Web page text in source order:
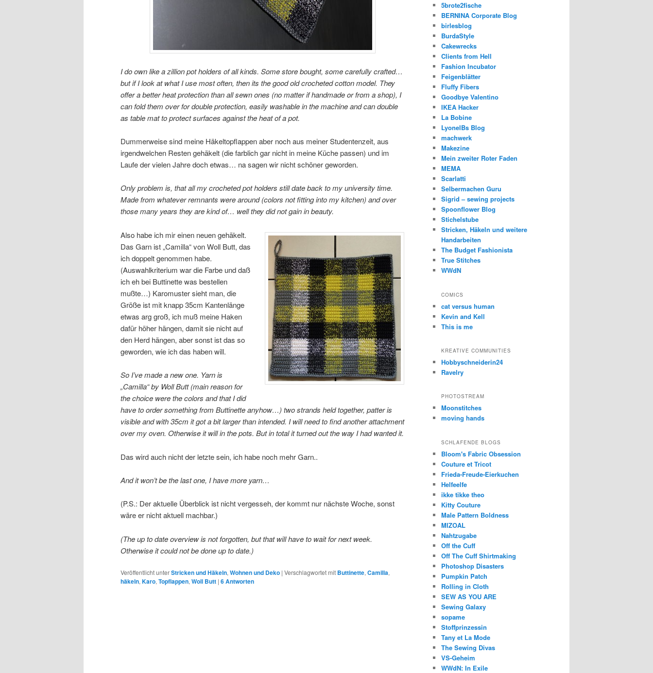
I do own like a zillion pot holders of all kinds. Some store bought, some carefully crafted…
but if I look at what I use most often, then its the good old crocheted cotton model. They
offer a better heat protection than all sewn ones (no matter if handmade or from a shop), I
can fold them over for double protection, easily washable in the machine and can double
as table mat to protect surfaces against the heat of a pot.
Dummerweise sind meine Häkeltopflappen aber noch aus meiner Studentenzeit, aus
irgendwelchen Resten gehäkelt (die farblich gar nicht in meine Küche passen) und im
Laufe der vielen Jahre doch etwas… na sagen wir nicht schöner geworden.
Only problem is, that all my crocheted pot holders still date back to my university time.
Made from whatever remnants were around (colors not fitting into my kitchen) and over
those many years they are kind of… well they did not gain in beauty.
Also habe ich mir einen neuen gehäkelt.
Das Garn ist „Camilla“ von Woll Butt, das
ich doppelt genommen habe.
(Auswahlkriterium war die Farbe und daß
ich eh bei Buttinette was bestellen
mußte…) Karomuster sieht man, die
Größe ist mit knapp 35cm Kantenlänge
etwas arg groß, ich muß meine Haken
dafür höher hängen, damit sie nicht auf
den Herd hängen, aber sonst ist das so
geworden, wie ich das haben will.
So I’ve made a new one. Yarn is
„Camilla“ by Woll Butt (main reason for
the choice were the colors and that I did
have to order something from Buttinette anyhow…) two strands held together, patter is
visible and with 35cm it got a bit larger than intended. I will need to find another attachment
over my oven. Otherwise it will in the pots. But in total it turned out the way I had wanted it.
Das wird auch nicht der letzte sein, ich habe noch mehr Garn..
And it won’t be the last one, I have more yarn…
(P.S.: Der aktuelle Überblick ist nicht vergesseh, der kommt nur nächste Woche, sonst
wäre er nicht aktuell machbar.)
(The up to date overview is not forgotten, but that will have to wait for next week.
Otherwise it could not be done up to date.)
Veröffentlicht unterStricken und Häkeln, Wohnen und Deko | Verschlagwortet mit Buttinette, Camilla,
häkeln, Karo, Topflappen, Woll Butt | 6Antworten
5brote2fische
BERNINA Corporate Blog
birlesblog
BurdaStyle
Cakewrecks
Clients from Hell
Fashion Incubator
Feigenblätter
Fluffy Fibers
Goodbye Valentino
IKEA Hacker
La Bobine
LyonelBs Blog
machwerk
Makezine
Mein zweiter Roter Faden
MEMA
Scarlatti
Selbermachen Guru
Sigrid – sewing projects
Spoonflower Blog
Stichelstube
Stricken, Häkeln und weitere
Handarbeiten
The Budget Fashionista
True Stitches
WWdN
COMICS
cat versus human
Kevin and Kell
This is me
KREATIVE COMMUNITIES
Hobbyschneiderin24
Ravelry
PHOTOSTREAM
Moonstitches
moving hands
SCHLAFENDE BLOGS
Bloom's Fabric Obsession
Couture et Tricot
Frieda-Freude-Eierkuchen
Helfeelfe
ikke tikke theo
Kitty Couture
Male Pattern Boldness
MIZOAL
Nahtzugabe
Off the Cuff
Off The Cuff Shirtmaking
Photoshop Disasters
Pumpkin Patch
Rolling in Cloth
SEW AS YOU ARE
Sewing Galaxy
sopame
Stoffprinzessin
Tany et La Mode
The Sewing Divas
VS-Geheim
WWdN: In Exile